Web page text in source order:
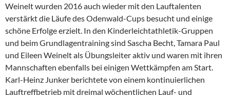
Weinelt wurden 2016 auch wieder mit den Lauftalenten
verstärkt die Läufe des Odenwald-Cups besucht und einige
schöne Erfolge erzielt. In den Kinderleichtathletik-Gruppen
und beim Grundlagentraining sind Sascha Becht, Tamara Paul
und Eileen Weinelt als Übungsleiter aktiv und waren mit ihren
Mannschaften ebenfalls bei einigen Wettkämpfen am Start.
Karl-Heinz Junker berichtete von einem kontinuierlichen
Lauftreffbetrieb mit dreimal wöchentlichen Lauf- und